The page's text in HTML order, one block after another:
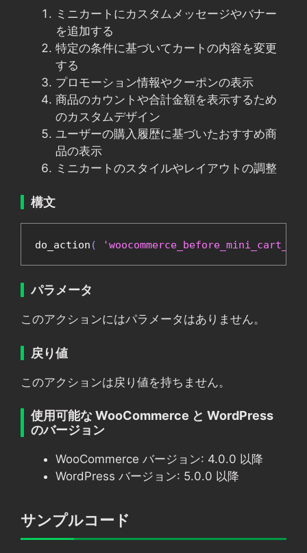
ミニカートにカスタムメッセージやバナー
を追加する
特定の条件に基づいてカートの内容を変更
する
プロモーション情報やクーポンの表示
商品のカウントや合計金額を表示するため
のカスタムデザイン
ユーザーの購入履歴に基づいたおすすめ商
品の表示
ミニカートのスタイルやレイアウトの調整
構文
do_action (
パラメータ
このアクションにはパラメータはありません。
戻り値
このアクションは戻り値を持ちません。
使用可能な WooCommerce と WordPress
のバージョン
WooCommerce バージョン: 4.0.0 以降
WordPress バージョン: 5.0.0 以降
サンプルコード